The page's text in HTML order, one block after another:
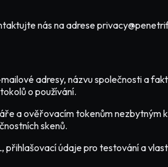
nás na adrese
adresy, názvu společnosti a
o používání.
a ověřovacím tokenům nezbytným
skenů.
údaje pro testování a